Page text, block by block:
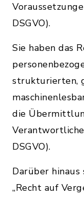
DSGVO).
Sie haben das
strukturierten,
die
DSGVO).
Darüber
„Recht auf